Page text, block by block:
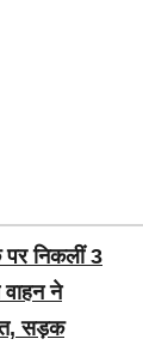
पर निकलीं 3
वाहन ने
सड़क